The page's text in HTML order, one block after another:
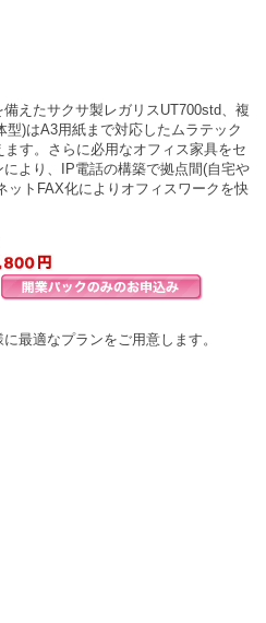
えたサクサ製レガリスUT700std、複
)はA3用紙まで対応したムラテック
す。さらに必用なオフィス家具をセ
より、IP電話の構築で拠点間(自宅や
ットFAX化によりオフィスワークを快
最適なプランをご用意します。